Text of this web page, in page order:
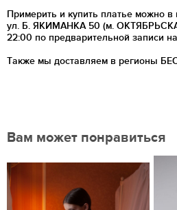
Примерить и купить платье можно
ул. Б. ЯКИМАНКА 50 (м.
22:00 по предварительной записи
Также мы доставляем в регионы
Вам может понравиться